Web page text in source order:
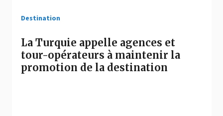
Destination
La Turquie appelle agences et
tour-opérateurs à maintenir la
promotion de la destination